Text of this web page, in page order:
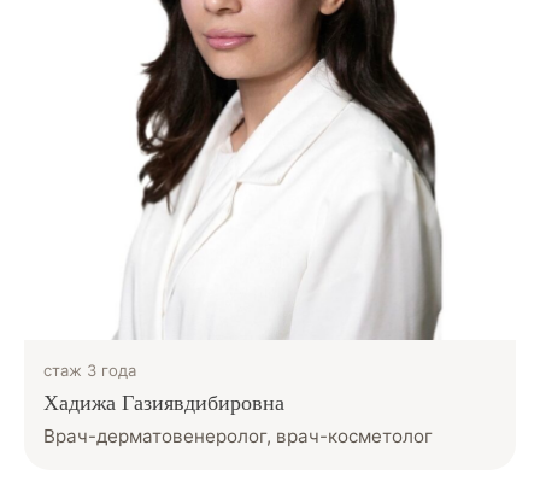
стаж 3 года
Хадижа Газиявдибировна
Врач-дерматовенеролог, врач-косметолог